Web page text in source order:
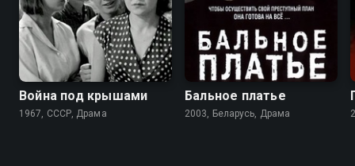
6.2
Война под крышами
1967, СССР, Драма
6.7
Бальное платье
2003, Беларусь, Драма